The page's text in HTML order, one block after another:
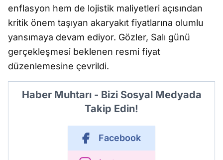
enflasyon hem de lojistik maliyetleri açısından
kritik önem taşıyan akaryakıt fiyatlarına olumlu
yansımaya devam ediyor. Gözler, Salı günü
gerçekleşmesi beklenen resmi fiyat
düzenlemesine çevrildi.
Haber Muhtarı - Bizi Sosyal Medyada
Takip Edin!
Facebook